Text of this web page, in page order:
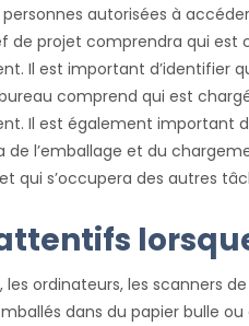
autorisées à
de projet comprendra qui est
Il est important d’identifier
comprend qui est
Il est également important
de l’emballage et du
qui s’occupera des autres
les ordinateurs, les scanners
dans du papier bulle